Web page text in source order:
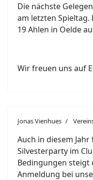
Die nächste
am letzten Spieltag.
19 Ahlen in Oelde
Wir freuen uns auf
Jonas Vienhues
Auch in diesem
Silvesterparty im
Bedingungen steigt
Anmeldung bei